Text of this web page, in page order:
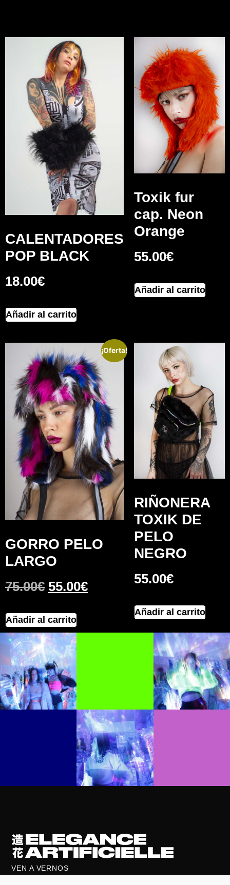
CALENTADORES
POP BLACK
18.00€
Añadir al carrito
Toxik fur
cap. Neon
Orange
55.00€
Añadir al carrito
¡Oferta!
GORRO PELO
LARGO
75.00€ 55.00€
Añadir al carrito
RIÑONERA
TOXIK DE
PELO
NEGRO
55.00€
Añadir al carrito
VEN A VERNOS